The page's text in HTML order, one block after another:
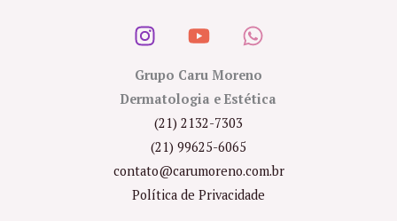
Grupo Caru Moreno
Dermatologia e Estética
(21) 2132-7303
(21) 99625-6065
contato@carumoreno.com.br
Política de Privacidade